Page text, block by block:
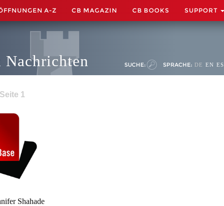
A-Z CB MAGAZIN CB BOOKS SUPPORT
Nachrichten SUCHE: SPRACHE: DE EN ES
1
Shahade